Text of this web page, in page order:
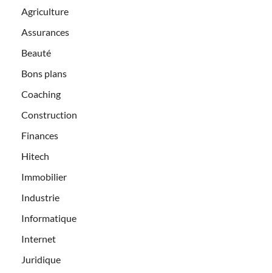
Agriculture
Assurances
Beauté
Bons plans
Coaching
Construction
Finances
Hitech
Immobilier
Industrie
Informatique
Internet
Juridique